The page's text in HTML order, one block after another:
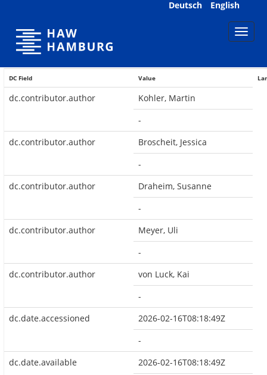
Deutsch English
DC Field Value
dc.contributor.author
Kohler, Martin
-
dc.contributor.author
Broscheit, Jessica
-
dc.contributor.author
Draheim, Susanne
-
dc.contributor.author
Meyer, Uli
-
dc.contributor.author
von Luck, Kai
-
dc.date.accessioned
2026-02-16T08:18:49Z
-
dc.date.available
2026-02-16T08:18:49Z